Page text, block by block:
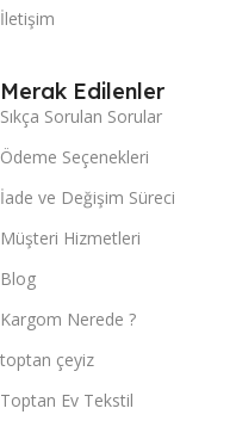
İletişim
Merak Edilenler
Sıkça Sorulan Sorular
Ödeme Seçenekleri
İade ve Değişim Süreci
Müşteri Hizmetleri
Blog
Kargom Nerede ?
toptan çeyiz
Toptan Ev Tekstil